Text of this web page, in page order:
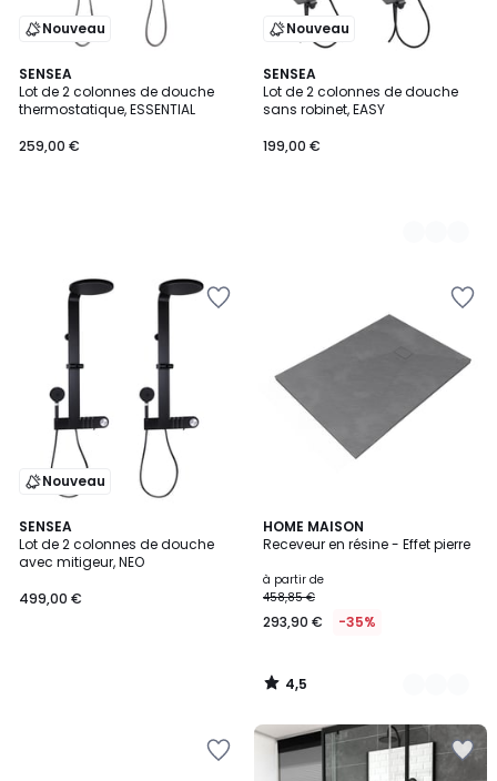
Nouveau
SENSEA
Lot de 2 colonnes de douche
thermostatique, ESSENTIAL
259,00 €
Nouveau
SENSEA
Lot de 2 colonnes de douche
sans robinet, EASY
199,00 €
2
Couleurs
Nouveau
SENSEA
Lot de 2 colonnes de douche
avec mitigeur, NEO
499,00 €
HOME MAISON
Receveur en résine - Effet pierre
à partir de
458,85 €
293,90 € -35%
4,5
/ 5
3
Couleurs
4,5
/